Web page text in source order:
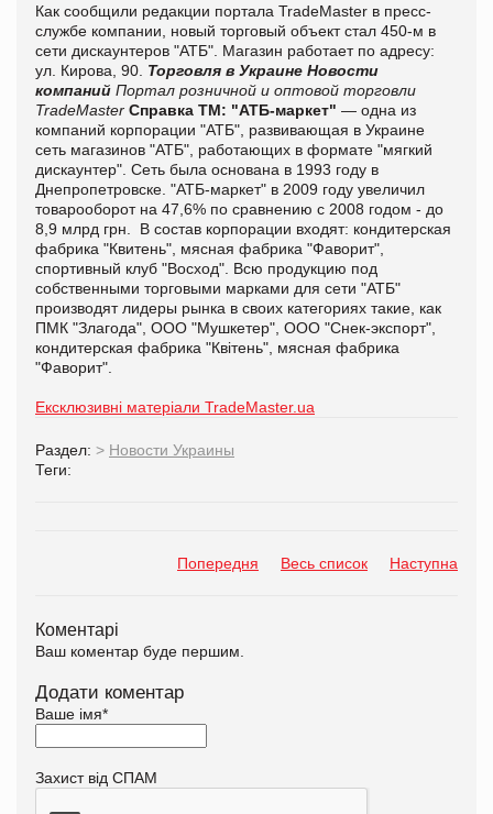
Как сообщили редакции портала TradeMaster в пресс-
службе компании, новый торговый объект стал 450-м в
сети дискаунтеров "АТБ". Магазин работает по адресу:
ул. Кирова, 90. Торговля в Украине Новости
компаний Портал розничной и оптовой торговли
TradeMaster Справка ТМ: "АТБ-маркет" — одна из
компаний корпорации "АТБ", развивающая в Украине
сеть магазинов "АТБ", работающих в формате "мягкий
дискаунтер". Сеть была основана в 1993 году в
Днепропетровске. "АТБ-маркет" в 2009 году увеличил
товарооборот на 47,6% по сравнению с 2008 годом - до
8,9 млрд грн. В состав корпорации входят: кондитерская
фабрика "Квитень", мясная фабрика "Фаворит",
спортивный клуб "Восход". Всю продукцию под
собственными торговыми марками для сети "АТБ"
производят лидеры рынка в своих категориях такие, как
ПМК "Злагода", ООО "Мушкетер", ООО "Снек-экспорт",
кондитерская фабрика "Квітень", мясная фабрика
"Фаворит".
Ексклюзивні матеріали TradeMaster.ua
Раздел: > Новости Украины
Теги:
Попередня Весь список Наступна
Коментарі
Ваш коментар буде першим.
Додати коментар
Ваше імя*
Захист від СПАМ